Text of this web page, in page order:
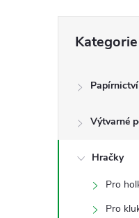
t
kategorie
Kategorie
Papírnictví
Výtvarné
Hračky
Pro
Pro